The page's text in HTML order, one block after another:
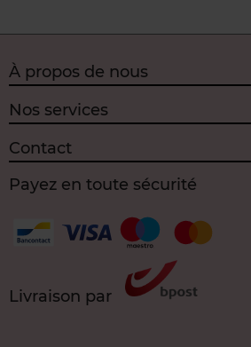
À propos de nous
Nos services
Contact
Payez en toute sécurité
Livraison par